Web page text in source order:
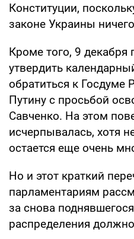
Конституции,
законе Украины
Кроме того, 9 декабря
утвердить
обратиться к Госдуме
Путину с просьбой
Савченко. На этом
исчерпывалась, хотя
остается еще очень
Но и этот краткий
парламентариям
за снова
распределения